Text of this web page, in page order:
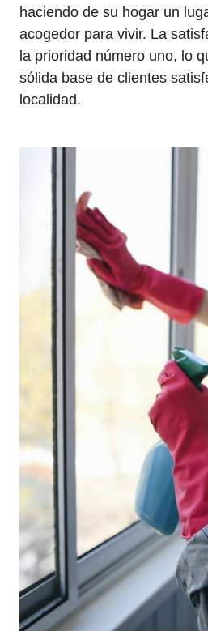
haciendo de su hogar un
acogedor para vivir. La
la prioridad número uno, lo
sólida base de clientes
localidad.